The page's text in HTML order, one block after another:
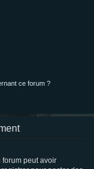
ce forum ?
forum peut avoir